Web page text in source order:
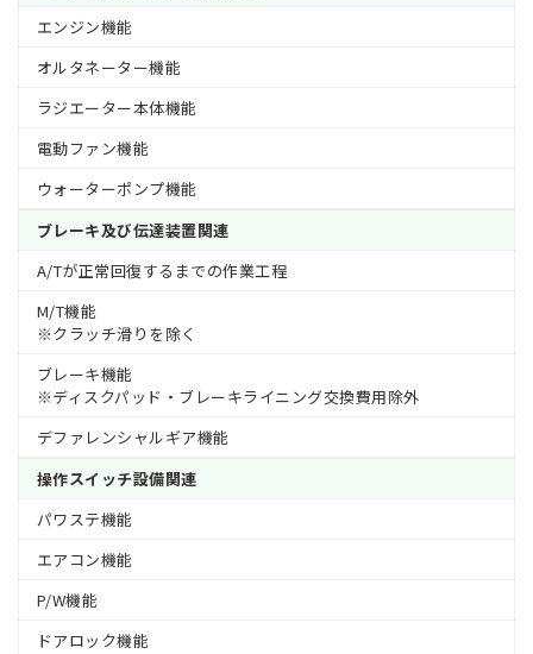
エンジン機能
オルタネーター機能
ラジエーター本体機能
電動ファン機能
ウォーターポンプ機能
ブレーキ及び伝達装置関連
A/Tが正常回復するまでの作業工程
M/T機能
※クラッチ滑りを除く
ブレーキ機能
※ディスクパッド・ブレーキライニング交換費用除外
デファレンシャルギア機能
操作スイッチ設備関連
パワステ機能
エアコン機能
P/W機能
ドアロック機能